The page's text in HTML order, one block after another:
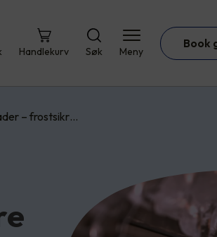
Handlekurv Søk Meny
Book
– frostsikr…